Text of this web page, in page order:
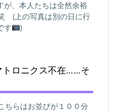
が、本人たちは全然余裕
(上の写真は別の日に行
す
)
トロニクス不在……そ
ちらはお並びが１００分